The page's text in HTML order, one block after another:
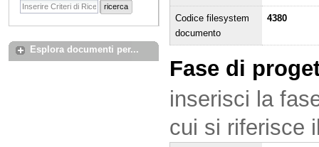
ricerca
Esplora documenti per...
Codice filesystem
documento
4380
Fase di
inserisci la
cui si riferisce